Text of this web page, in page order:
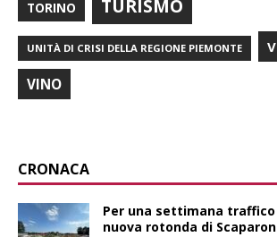
TORINO TURISMO
UNITÀ DI CRISI DELLA REGIONE PIEMONTE
VINO
CRONACA
Per una settimana
nuova rotonda di